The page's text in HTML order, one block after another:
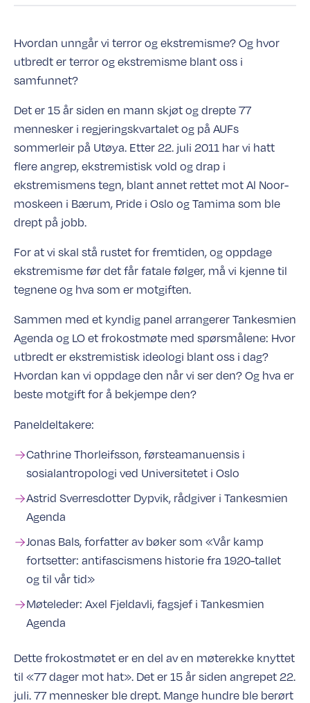
Hvordan unngår vi terror og ekstremisme? Og hvor
utbredt er terror og ekstremisme blant oss i
samfunnet?
Det er 15 år siden en mann skjøt og drepte 77
mennesker i regjeringskvartalet og på AUFs
sommerleir på Utøya. Etter 22. juli 2011 har vi hatt
flere angrep, ekstremistisk vold og drap i
ekstremismens tegn, blant annet rettet mot Al Noor-
moskeen i Bærum, Pride i Oslo og Tamima som ble
drept på jobb.
For at vi skal stå rustet for fremtiden, og oppdage
ekstremisme før det får fatale følger, må vi kjenne til
tegnene og hva som er motgiften.
Sammen med et kyndig panel arrangerer Tankesmien
Agenda og LO et frokostmøte med spørsmålene: Hvor
utbredt er ekstremistisk ideologi blant oss i dag?
Hvordan kan vi oppdage den når vi ser den? Og hva er
beste motgift for å bekjempe den?
Paneldeltakere:
Cathrine Thorleifsson, førsteamanuensis i
sosialantropologi ved Universitetet i Oslo
Astrid Sverresdotter Dypvik, rådgiver i Tankesmien
Agenda
Jonas Bals, forfatter av bøker som «Vår kamp
fortsetter: antifascismens historie fra 1920-tallet
og til vår tid»
Møteleder: Axel Fjeldavli, fagsjef i Tankesmien
Agenda
Dette frokostmøtet er en del av en møterekke knyttet
til «77 dager mot hat». Det er 15 år siden angrepet 22.
juli. 77 mennesker ble drept. Mange hundre ble berørt